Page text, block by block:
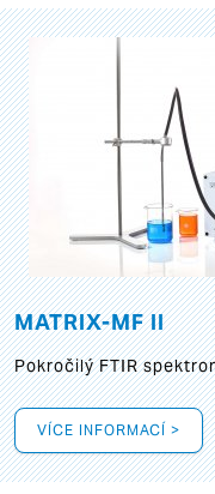
MATRIX-MF II
Pokročilý FTIR
VÍCE INFORMACÍ >